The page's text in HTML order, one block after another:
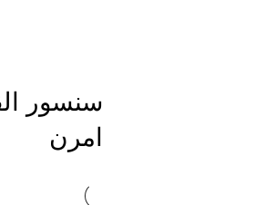
سنسور
امرن